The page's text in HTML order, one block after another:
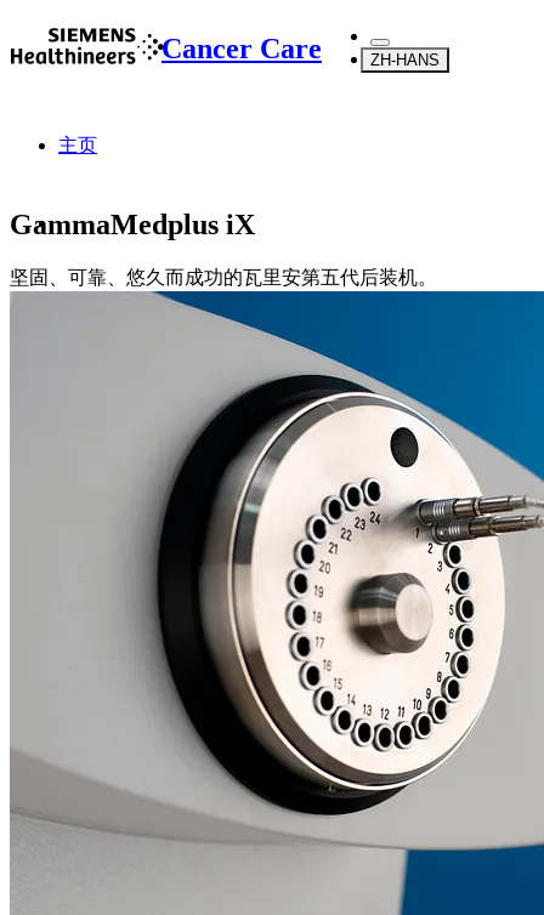
Cancer Care ZH-HANS
主页
近距离放射治疗
后装治疗机和施源器
GammaMedplus iX
GammaMedplus iX
坚固、可靠、悠久而成功的瓦里安第五代后装机。